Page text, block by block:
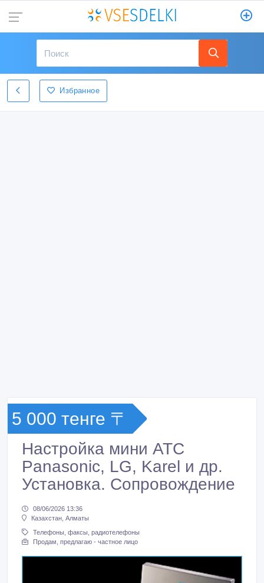
Избранное
5 000 тенге 〒
Настройка мини АТС
Panasonic, LG, Karel и др.
Установка. Сопровождение
08/06/2026 13:36
Казахстан, Алматы
Телефоны, факсы, радиотелефоны
Продам, предлагаю - частное лицо